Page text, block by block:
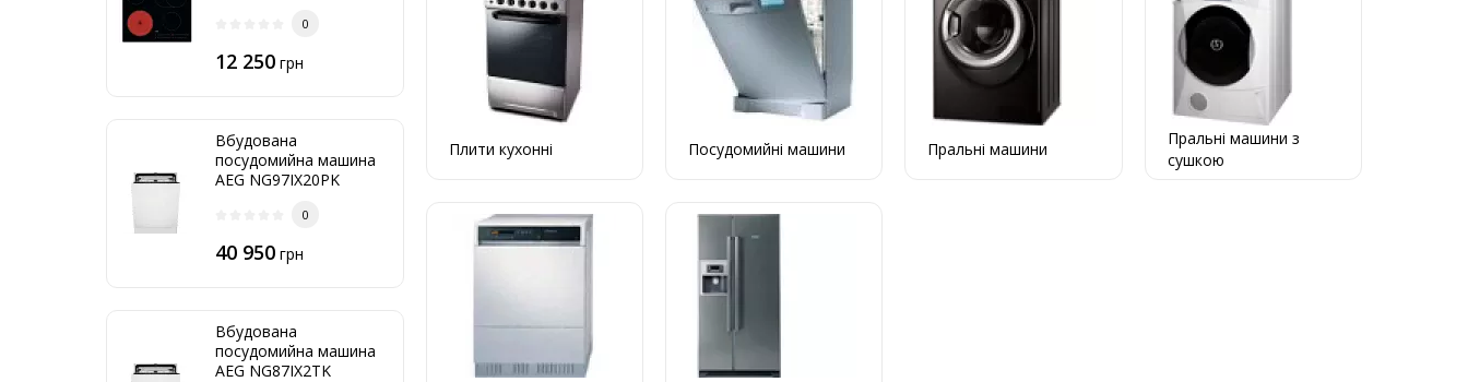
0
12 250 грн
Вбудована
посудомийна машина
AEG NG97IX20PK
0
40 950 грн
Вбудована
посудомийна машина
AEG NG87IX2TK
Плити кухонні Посудомийні машини Пральні машини
Пральні машини з
сушкою